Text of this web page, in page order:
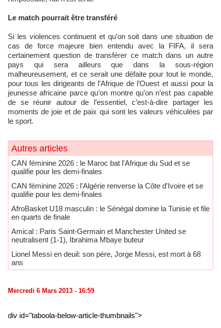
Le match pourrait être transféré
Si les violences continuent et qu’on soit dans une situation de
cas de force majeure bien entendu avec la FIFA, il sera
certainement question de transférer ce match dans un autre
pays qui sera ailleurs que dans la sous-région
malheureusement, et ce serait une défaite pour tout le monde,
pour tous les dirigeants de l’Afrique de l’Ouest et aussi pour la
jeunesse africaine parce qu’on montre qu’on n’est pas capable
de se réunir autour de l’essentiel, c’est-à-dire partager les
moments de joie et de paix qui sont les valeurs véhiculées par
le sport.
Autres articles
CAN féminine 2026 : le Maroc bat l'Afrique du Sud et se
qualifie pour les demi-finales
CAN féminine 2026 : l'Algérie renverse la Côte d'Ivoire et se
qualifie pour les demi-finales
AfroBasket U18 masculin : le Sénégal domine la Tunisie et file
en quarts de finale
Amical : Paris Saint-Germain et Manchester United se
neutralisent (1-1), Ibrahima Mbaye buteur
Lionel Messi en deuil: son père, Jorge Messi, est mort à 68
ans
Mercredi 6 Mars 2013 - 16:59
div id="taboola-below-article-thumbnails">